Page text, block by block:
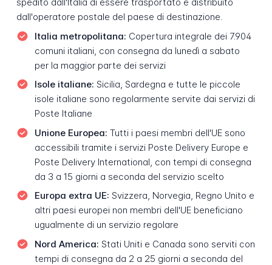
dall'operatore postale del paese di destinazione.
Italia metropolitana: Copertura integrale dei 7.904
comuni italiani, con consegna da lunedì a sabato
per la maggior parte dei servizi
Isole italiane: Sicilia, Sardegna e tutte le piccole
isole italiane sono regolarmente servite dai servizi di
Poste Italiane
Unione Europea: Tutti i paesi membri dell'UE sono
accessibili tramite i servizi Poste Delivery Europe e
Poste Delivery International, con tempi di consegna
da 3 a 15 giorni a seconda del servizio scelto
Europa extra UE: Svizzera, Norvegia, Regno Unito e
altri paesi europei non membri dell'UE beneficiano
ugualmente di un servizio regolare
Nord America: Stati Uniti e Canada sono serviti con
tempi di consegna da 2 a 25 giorni a seconda del